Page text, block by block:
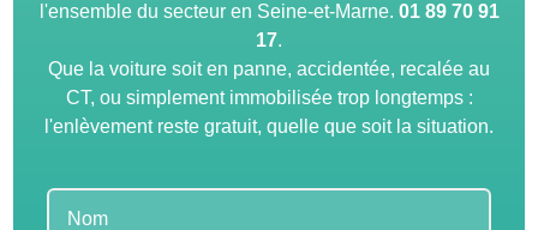
l'ensemble du secteur en Seine-et-Marne. 01 89 70 91
17.
Que la voiture soit en panne, accidentée, recalée au
CT, ou simplement immobilisée trop longtemps :
l'enlèvement reste gratuit, quelle que soit la situation.
Leave